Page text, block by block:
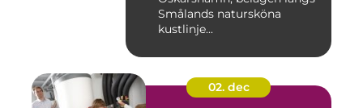
Smålands natursköna
kustlinje...
02. dec